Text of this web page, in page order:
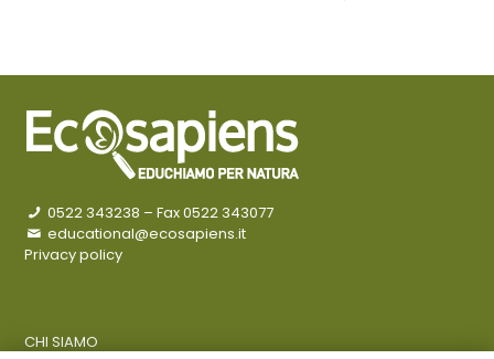
0522 343238 – Fax 0522 343077
educational@ecosapiens.it
Privacy policy
CHI SIAMO